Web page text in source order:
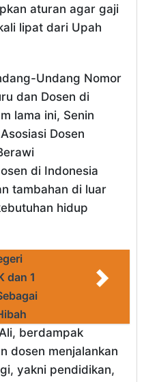
aturan agar gaji
lipat dari Upah
Undang Nomor
dan Dosen di
lama ini, Senin
Dosen
di Indonesia
tambahan di luar
hidup
dan 1
berdampak
dosen menjalankan
yakni pendidikan,